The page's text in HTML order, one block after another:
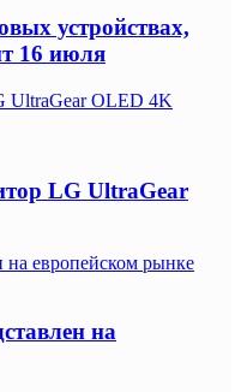
устройствах,
16 июля
UltraGear OLED 4K
LG UltraGear
на европейском рынке
на